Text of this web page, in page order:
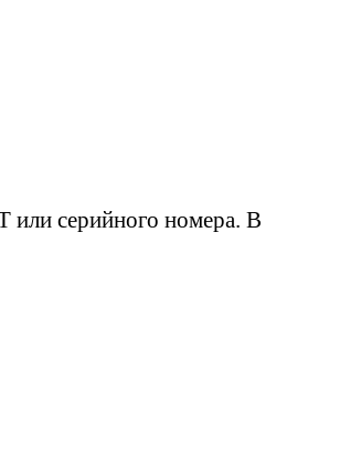
или серийного номера. В